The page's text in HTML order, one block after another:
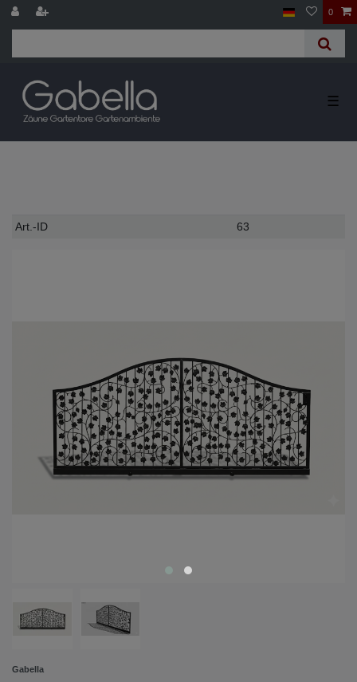
0
☰
Technisches
Wert
Art.-ID 63
Gabella